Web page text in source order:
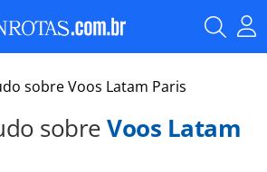
sobre Voos Latam Paris
sobreVoos Latam